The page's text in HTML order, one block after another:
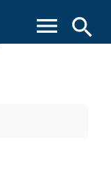
search
menu